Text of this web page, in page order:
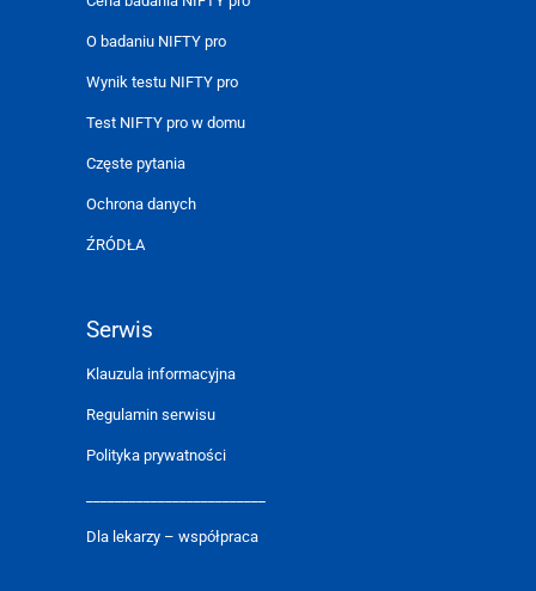
O badaniu NIFTY pro
Wynik testu NIFTY pro
Test NIFTY pro w domu
Częste pytania
Ochrona danych
ŹRÓDŁA
Serwis
Klauzula informacyjna
Regulamin serwisu
Polityka prywatności
Dla lekarzy – współpraca